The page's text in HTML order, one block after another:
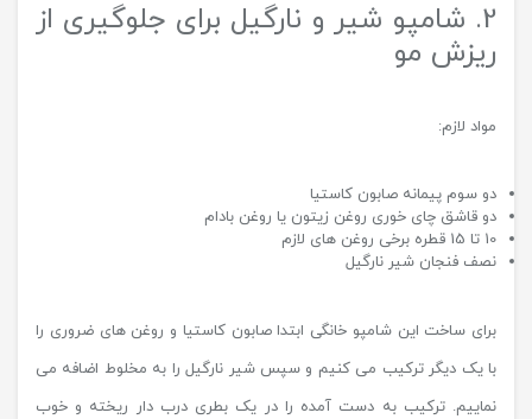
2. شامپو شیر و نارگیل برای جلوگیری از
ریزش مو
مواد لازم:
دو سوم پیمانه صابون کاستیا
دو قاشق چای خوری روغن زیتون یا روغن بادام
10 تا 15 قطره برخی روغن های لازم
نصف فنجان شیر نارگیل
برای ساخت این شامپو خانگی ابتدا صابون کاستیا و روغن های ضروری را
با یک دیگر ترکیب می کنیم و سپس شیر نارگیل را به مخلوط اضافه می
نماییم. ترکیب به دست آمده را در یک بطری درب دار ریخته و خوب